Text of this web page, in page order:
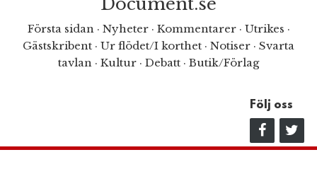
Första sidan· Nyheter· Kommentarer· Utrikes ·
Gästskribent · Ur flödet/I korthet · Notiser · Svarta
tavlan · Kultur · Debatt · Butik/Förlag
Följ oss